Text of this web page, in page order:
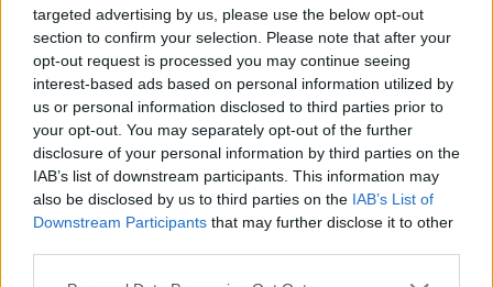
targeted advertising by us, please use the below opt-out
section to confirm your selection. Please note that after your
opt-out request is processed you may continue seeing
interest-based ads based on personal information utilized by
us or personal information disclosed to third parties prior to
your opt-out. You may separately opt-out of the further
disclosure of your personal information by third parties on the
IAB’s list of downstream participants. This information may
also be disclosed by us to third parties on the IAB’s List of
Downstream Participants that may further disclose it to other